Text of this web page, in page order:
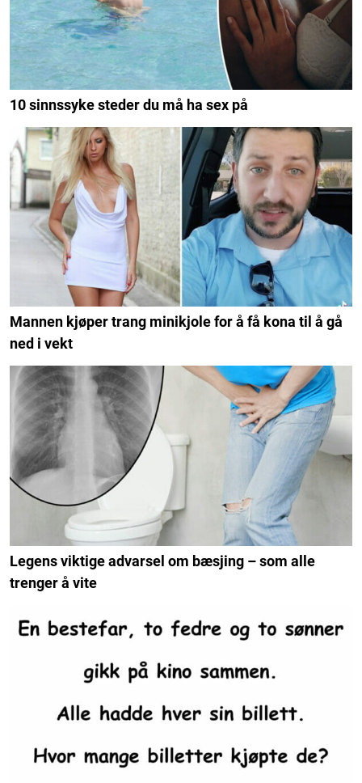
10 sinnssyke steder du må ha sex på
Mannen kjøper trang minikjole for å få kona til å gå
ned i vekt
Legens viktige advarsel om bæsjing – som alle
trenger å vite